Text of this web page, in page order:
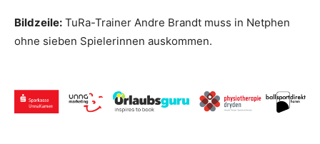
Bildzeile: TuRa-Trainer Andre Brandt muss in Netphen
ohne sieben Spielerinnen auskommen.